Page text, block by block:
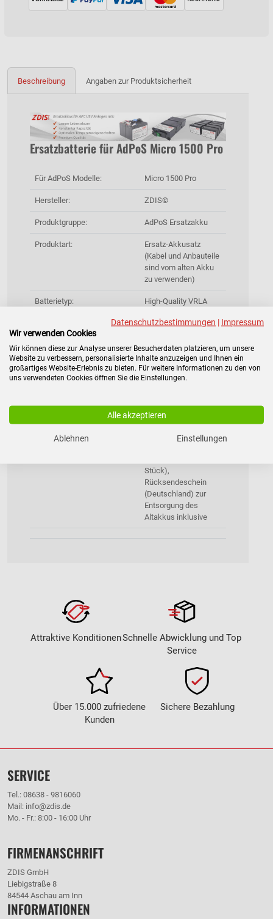
Beschreibung Angaben zur Produktsicherheit
Ersatzbatterie für AdPoS Micro 1500 Pro
Für AdPoS Modelle: Micro 1500 Pro
Hersteller: ZDIS©
Produktgruppe: AdPoS Ersatzakku
Produktart:
Ersatz-Akkusatz
(Kabel und Anbauteile
sind vom alten Akku
zu verwenden)
Batterietyp:
High-Quality VRLA
(AGM), wartungsfrei,
widerstands-gepaart
Garantie: 2 Jahre
Gewicht: 5,000 kg
Stück),
Rücksendeschein
(Deutschland) zur
Entsorgung des
Altakkus inklusive
Attraktive KonditionenSchnelle Abwicklung und Top
Service
Über 15.000 zufriedene
Kunden
Sichere Bezahlung
SERVICE
Tel.: 08638 - 9816060
Mail: info@zdis.de
Mo. - Fr.: 8:00 - 16:00 Uhr
FIRMENANSCHRIFT
ZDIS GmbH
Liebigstraße 8
84544 Aschau am Inn
INFORMATIONEN
Datenschutzbestimmungen | Impressum
Wir verwenden Cookies
Wir können diese zur Analyse unserer Besucherdaten platzieren, um unsere
Website zu verbessern, personalisierte Inhalte anzuzeigen und Ihnen ein
großartiges Website-Erlebnis zu bieten. Für weitere Informationen zu den von
uns verwendeten Cookies öffnen Sie die Einstellungen.
Alle akzeptieren
Ablehnen Einstellungen